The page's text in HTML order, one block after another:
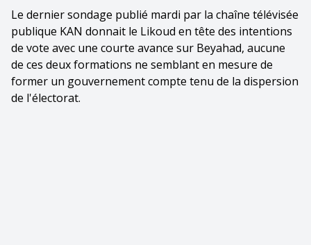
Le dernier sondage publié mardi par la chaîne télévisée
publique KAN donnait le Likoud en tête des intentions
de vote avec une courte avance sur Beyahad, aucune
de ces deux formations ne semblant en mesure de
former un gouvernement compte tenu de la dispersion
de l'électorat.